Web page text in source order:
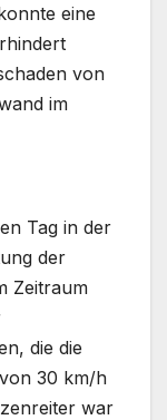
eine
von
im
Tag in der
der
Zeitraum
die die
30 km/h
war